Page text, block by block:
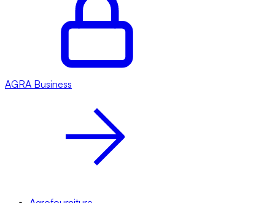
AGRA Business